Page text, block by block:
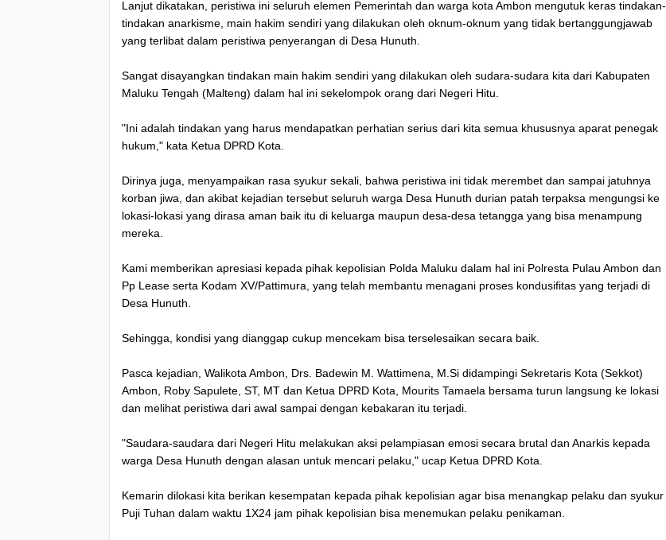
Lanjut dikatakan, peristiwa ini seluruh elemen Pemerintah dan warga kota Ambon mengutuk keras tindakan-
tindakan anarkisme, main hakim sendiri yang dilakukan oleh oknum-oknum yang tidak bertanggungjawab
yang terlibat dalam peristiwa penyerangan di Desa Hunuth.
Sangat disayangkan tindakan main hakim sendiri yang dilakukan oleh sudara-sudara kita dari Kabupaten
Maluku Tengah (Malteng) dalam hal ini sekelompok orang dari Negeri Hitu.
"Ini adalah tindakan yang harus mendapatkan perhatian serius dari kita semua khususnya aparat penegak
hukum," kata Ketua DPRD Kota.
Dirinya juga, menyampaikan rasa syukur sekali, bahwa peristiwa ini tidak merembet dan sampai jatuhnya
korban jiwa, dan akibat kejadian tersebut seluruh warga Desa Hunuth durian patah terpaksa mengungsi ke
lokasi-lokasi yang dirasa aman baik itu di keluarga maupun desa-desa tetangga yang bisa menampung
mereka.
Kami memberikan apresiasi kepada pihak kepolisian Polda Maluku dalam hal ini Polresta Pulau Ambon dan
Pp Lease serta Kodam XV/Pattimura, yang telah membantu menagani proses kondusifitas yang terjadi di
Desa Hunuth.
Sehingga, kondisi yang dianggap cukup mencekam bisa terselesaikan secara baik.
Pasca kejadian, Walikota Ambon, Drs. Badewin M. Wattimena, M.Si didampingi Sekretaris Kota (Sekkot)
Ambon, Roby Sapulete, ST, MT dan Ketua DPRD Kota, Mourits Tamaela bersama turun langsung ke lokasi
dan melihat peristiwa dari awal sampai dengan kebakaran itu terjadi.
"Saudara-saudara dari Negeri Hitu melakukan aksi pelampiasan emosi secara brutal dan Anarkis kepada
warga Desa Hunuth dengan alasan untuk mencari pelaku," ucap Ketua DPRD Kota.
Kemarin dilokasi kita berikan kesempatan kepada pihak kepolisian agar bisa menangkap pelaku dan syukur
Puji Tuhan dalam waktu 1X24 jam pihak kepolisian bisa menemukan pelaku penikaman.